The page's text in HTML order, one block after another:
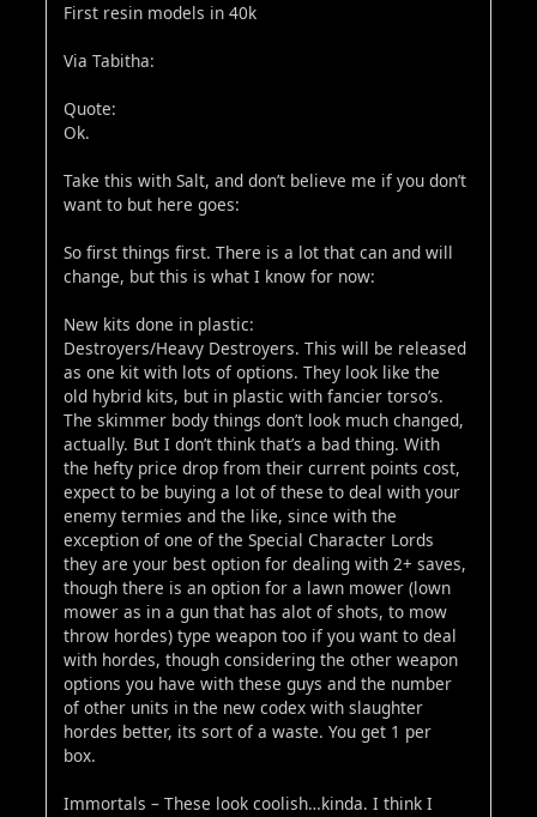
First resin models in 40k
Via Tabitha:
Quote:
Ok.
Take this with Salt, and don’t believe me if you don’t
want to but here goes:
So first things first. There is a lot that can and will
change, but this is what I know for now:
New kits done in plastic:
Destroyers/Heavy Destroyers. This will be released
as one kit with lots of options. They look like the
old hybrid kits, but in plastic with fancier torso’s.
The skimmer body things don’t look much changed,
actually. But I don’t think that’s a bad thing. With
the hefty price drop from their current points cost,
expect to be buying a lot of these to deal with your
enemy termies and the like, since with the
exception of one of the Special Character Lords
they are your best option for dealing with 2+ saves,
though there is an option for a lawn mower (lown
mower as in a gun that has alot of shots, to mow
throw hordes) type weapon too if you want to deal
with hordes, though considering the other weapon
options you have with these guys and the number
of other units in the new codex with slaughter
hordes better, its sort of a waste. You get 1 per
box.
Immortals – These look coolish…kinda. I think I